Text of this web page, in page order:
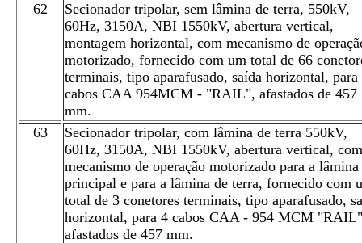
62
Secionador tripolar, sem lâmina de terra, 550kV,
60Hz, 3150A, NBI 1550kV, abertura vertical,
montagem horizontal, com mecanismo de
motorizado, fornecido com um total de 66
terminais, tipo aparafusado, saída horizontal, para
cabos CAA 954MCM - "RAIL", afastados de 457
mm.
63
Secionador tripolar, com lâmina de terra 550kV,
60Hz, 3150A, NBI 1550kV, abertura vertical, com
mecanismo de operação motorizado para a lâmina
principal e para a lâmina de terra, fornecido com
total de 3 conetores terminais, tipo aparafusado,
horizontal, para 4 cabos CAA - 954 MCM "RAIL"
afastados de 457 mm.